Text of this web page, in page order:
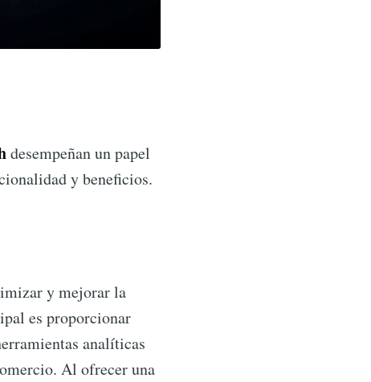
desempeñan un papel
y beneficios.
y mejorar la
es proporcionar
analíticas
Al ofrecer una